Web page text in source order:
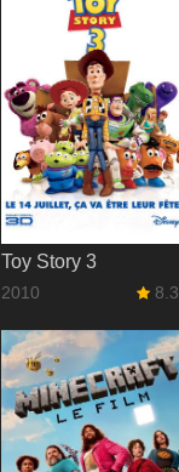
Toy Story 3
2010 8.3